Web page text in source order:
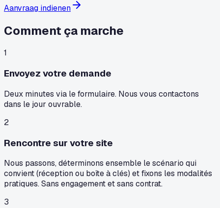
Aanvraag indienen
Comment ça marche
1
Envoyez votre demande
Deux minutes via le formulaire. Nous vous contactons
dans le jour ouvrable.
2
Rencontre sur votre site
Nous passons, déterminons ensemble le scénario qui
convient (réception ou boîte à clés) et fixons les modalités
pratiques. Sans engagement et sans contrat.
3